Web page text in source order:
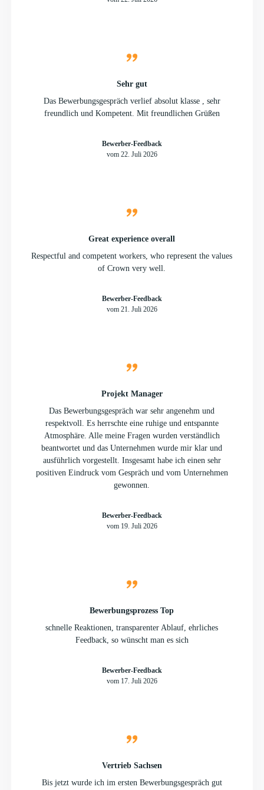
Sehr gut
Das Bewerbungsgespräch verlief absolut klasse , sehr
freundlich und Kompetent. Mit freundlichen Grüßen
Bewerber-Feedback
vom 22. Juli 2026
Great experience overall
Respectful and competent workers, who represent the values
of Crown very well.
Bewerber-Feedback
vom 21. Juli 2026
Projekt Manager
Das Bewerbungsgespräch war sehr angenehm und
respektvoll. Es herrschte eine ruhige und entspannte
Atmosphäre. Alle meine Fragen wurden verständlich
beantwortet und das Unternehmen wurde mir klar und
ausführlich vorgestellt. Insgesamt habe ich einen sehr
positiven Eindruck vom Gespräch und vom Unternehmen
gewonnen.
Bewerber-Feedback
vom 19. Juli 2026
Bewerbungsprozess Top
schnelle Reaktionen, transparenter Ablauf, ehrliches
Feedback, so wünscht man es sich
Bewerber-Feedback
vom 17. Juli 2026
Vertrieb Sachsen
Bis jetzt wurde ich im ersten Bewerbungsgespräch gut